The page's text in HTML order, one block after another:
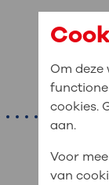
Om
cookies.
aan.
Voor
van